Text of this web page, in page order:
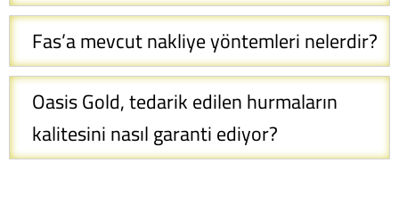
Fas’a mevcut nakliye yöntemleri nelerdir?
Oasis Gold, tedarik edilen hurmaların
kalitesini nasıl garanti ediyor?